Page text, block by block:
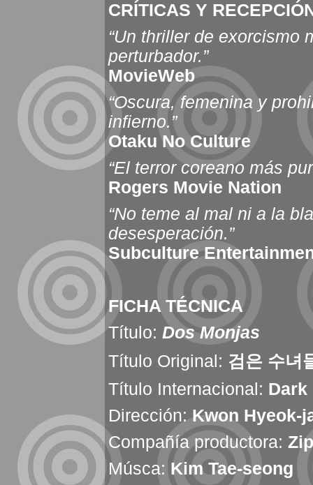
CRÍTICAS Y
“Un thriller de exorcismo
perturbador.”
MovieWeb
“Oscura, femenina y
infierno.”
Otaku No Culture
“El terror coreano más
Rogers Movie Nation
“No teme al mal ni a la
desesperación.”
Subculture
FICHA TÉCNICA
Título: Dos Monjas
Título Original: 검은 수녀
Título Internacional: Dark
Dirección:Kwon Hyeok-
Compañía productora:
Músca: Kim Tae-seong